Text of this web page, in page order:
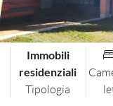
Immobili
residenziali
Tipologia